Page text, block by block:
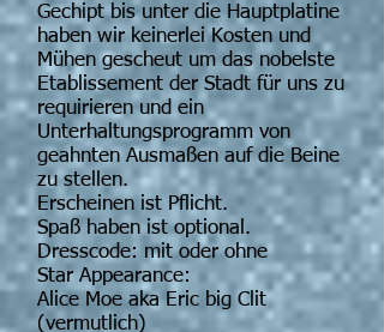
Gechipt bis unter die Hauptplatine
haben wir keinerlei Kosten und
Mühen gescheut um das nobelste
Etablissement der Stadt für uns zu
requirieren und ein
Unterhaltungsprogramm von
geahnten Ausmaßen auf die Beine
zu stellen.
Erscheinen ist Pflicht.
Spaß haben ist optional.
Dresscode: mit oder ohne
Star Appearance:
Alice Moe aka Eric big Clit
(vermutlich)